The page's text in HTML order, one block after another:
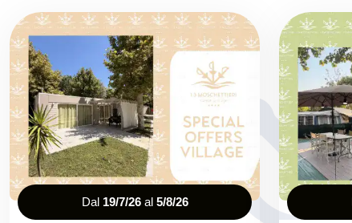
Dal 19/7/26al 5/8/26